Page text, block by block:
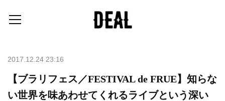
2017.12.24 23:16
【ブラリフェス／FESTIVAL de FRUE】知らな
い世界を味あわせてくれるライブという深い